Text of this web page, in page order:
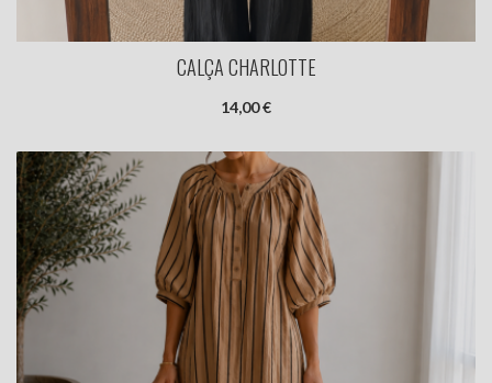
CALÇA CHARLOTTE
14,00 €